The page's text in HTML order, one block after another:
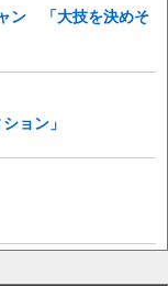
ン 「大技を決めそ
ョン」